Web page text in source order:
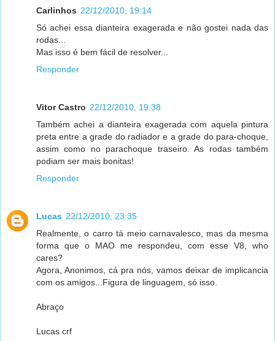
Carlinhos 22/12/2010, 19:14
Só achei essa dianteira exagerada e não gostei nada das
rodas...
Mas isso é bem fácil de resolver...
Responder
Vitor Castro 22/12/2010, 19:38
Também achei a dianteira exagerada com aquela pintura
preta entre a grade do radiador e a grade do para-choque,
assim como no parachoque traseiro. As rodas também
podiam ser mais bonitas!
Responder
Lucas 22/12/2010, 23:35
Realmente, o carro tá meio carnavalesco, mas da mesma
forma que o MAO me respondeu, com esse V8, who
cares?
Agora, Anonimos, cá pra nós, vamos deixar de implicancia
com os amigos...Figura de linguagem, só isso.
Abraço
Lucas crf